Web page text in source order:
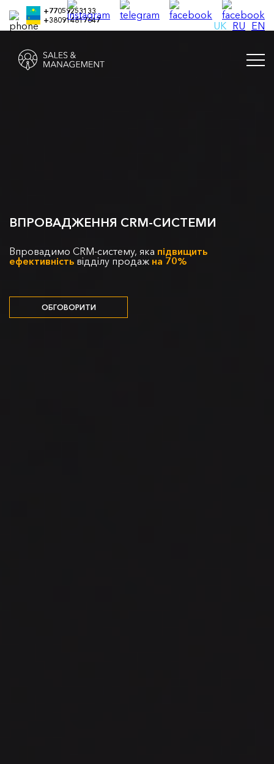
+380914817647
+77059253133
UK RU EN
ВПРОВАДЖЕННЯ CRM-СИСТЕМИ
Впровадимо CRM-систему, яка підвищить
ефективність відділу продаж на 70%
ОБГОВОРИТИ